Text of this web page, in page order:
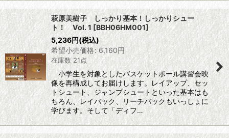
萩原美樹子 しっかり基本！しっかりシュー
ト！ Vol. 1 [BBH06HM001]
5,236円(税込)
希望小売価格: 6,160円
在庫数 21点
小学生を対象としたバスケットボール講習会映
像を再構成してお届けします。レイアップ、セッ
トシュート、ジャンプシュートといった基本はも
ちろん、レイバック、リーチバックもいっしょに
学びます。そして「ディフ…